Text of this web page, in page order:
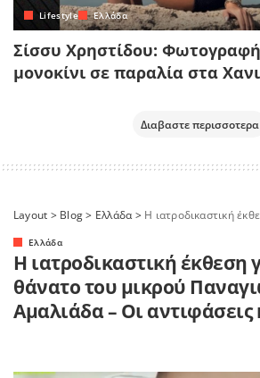
Lifestyle Ελλάδα
Σίσσυ Χρηστίδου:
μονοκίνι σε παραλία στα
Διαβαστε περισσοτερα
Layout > Blog> Ελλάδα> H ιατροδικαστική έκθεση για τον θάνατο του
Ελλάδα
H ιατροδικαστική έκθεση
θάνατο του μικρού
Αμαλιάδα – Οι αντιφάσεις